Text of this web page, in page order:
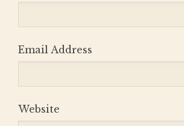
Email Address
Website